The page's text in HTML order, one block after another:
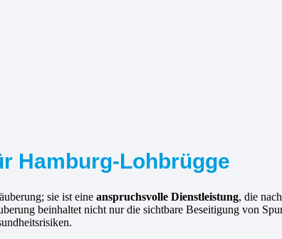
Hamburg-Lohbrügge
sie ist eine anspruchsvolle Dienstleistung, die
beinhaltet nicht nur die sichtbare Beseitigung von